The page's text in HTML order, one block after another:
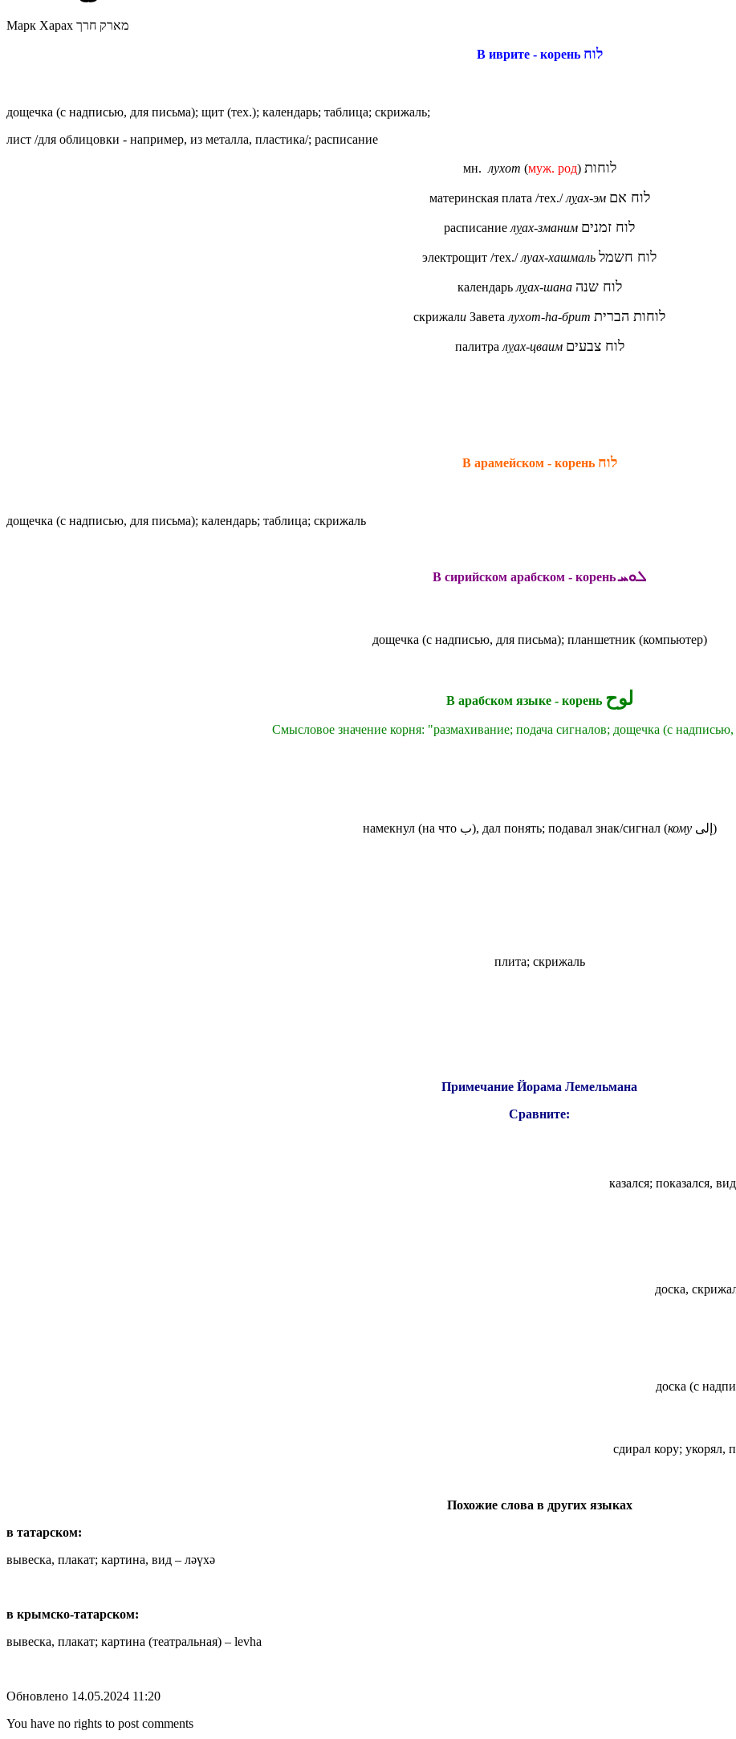
Марк Харах מארק חרך
В иврите - корень לוח
дощечка (с надписью, для письма); щит (тех.); календарь; таблица; скрижаль;
лист /для облицовки - например, из металла, пластика/; расписание
мн. лухот (муж. род) לוחות
материнская плата /тех./луах-эм לוח אם
расписание луах-зманим לוח זמנים
электрощит /тех./луах-хашмаль לוח חשמל
календарь луах-шана לוח שנה
скрижали Завета лухот-hа-брит לוחות הברית
палитра луах-цваим לוח צבעים
В арамейском - корень לוח
дощечка (с надписью, для письма); календарь; таблица; скрижаль
В сирийском арабском - кореньܠܘܚ
дощечка (с надписью, для письма); планшетник (компьютер)
В арабском языке - корень لوح
Смысловое значение корня: "размахивание; подача сигналов; дощечка (с
намекнул (на что ب), дал понять; подавал знак/сигнал (кому إلى)
плита; скрижаль
Примечание Йорама Лемельмана
Сравните:
казался; показался,
доска (с
сдирал кору; укорял,
Похожие слова в других языках
в татарском:
вывеска, плакат; картина, вид – ләүхә
в крымско-татарском:
вывеска, плакат; картина (театральная) – levha
Обновлено 14.05.2024 11:20
You have no rights to post comments